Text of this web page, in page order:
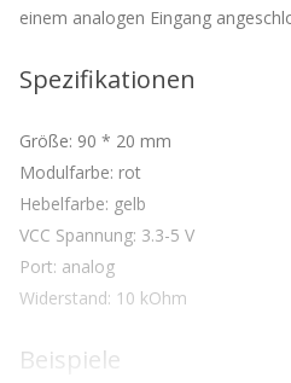
einem analogen Eingang
Spezifikationen
Größe: 90 * 20 mm
Modulfarbe: rot
Hebelfarbe: gelb
VCC Spannung: 3.3-5 V
Port: analog
Widerstand: 10 kOhm
Beispiele